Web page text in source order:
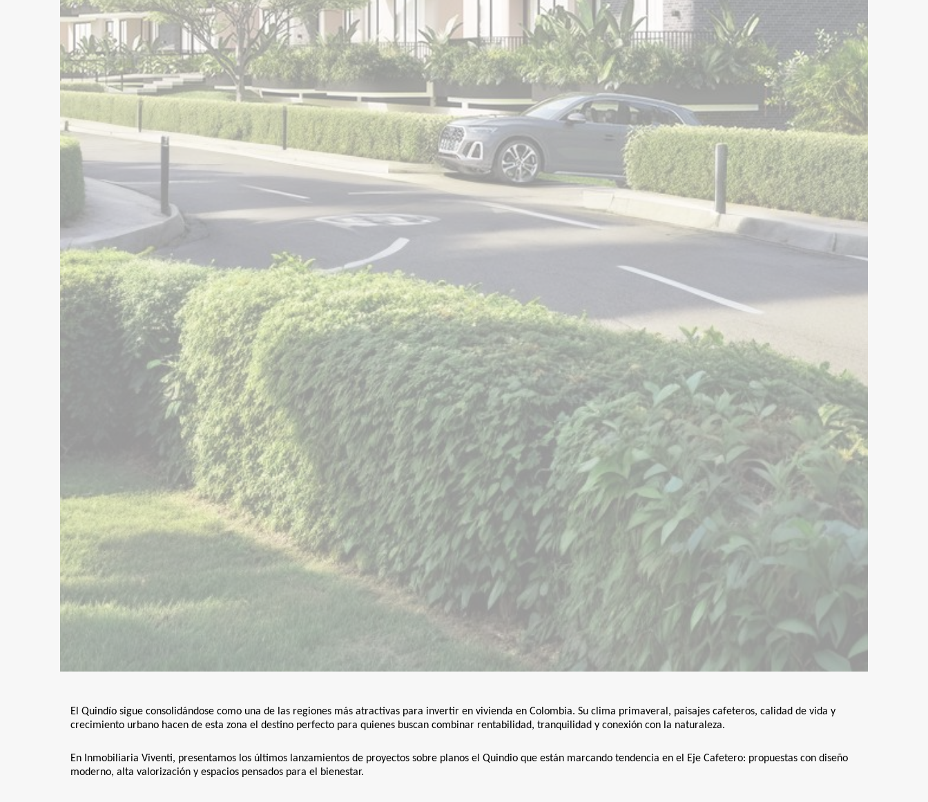
El Quindío sigue consolidándose como una de las regiones más atractivas para invertir en vivienda en Colombia. Su clima primaveral, paisajes cafeteros, calidad de vida y
crecimiento urbano hacen de esta zona el destino perfecto para quienes buscan combinar rentabilidad, tranquilidad y conexión con la naturaleza.
En Inmobiliaria Viventi, presentamos los últimos lanzamientos de proyectos sobre planos el Quindio que están marcando tendencia en el Eje Cafetero: propuestas con diseño
moderno, alta valorización y espacios pensados para el bienestar.